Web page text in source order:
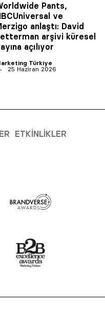
Pants,
ve
anlaştı: David
arşivi küresel
açılıyor
Türkiye
25 Haziran 2026
ETKINLIKLER